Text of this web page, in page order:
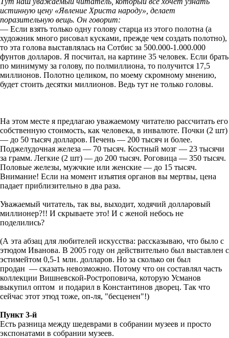
истинную цену «Явление Христа народу», делает
поразительную вещь. Он говорит:
— Если взять только одну голову старца из этого полотна (а
художник много рисовал кусками, прежде чем создать полотно),
то эта голова выставлялась на Сотбис за 500.000-1.000.000
фунтов долларов. Я посчитал, на картине 35 человек. Если брать
по минимуму за голову, по полмиллиона, то получится 17,5
миллионов. Полотно целиком, по моему скромному мнению,
будет стоить десятки миллионов. Ведь тут не только головы.
На этом месте я предлагаю уважаемому читателю рассчитать его
собственную стоимость, как человека, в инвалюте. Почки (2 шт)
— до 50 тысяч долларов. Печень — 200 тысяч и более.
Поджелудочная железа — 70 тысяч. Костный мозг — 23 тысячи
за грамм. Легкие (2 шт) — до 200 тысяч. Роговица — 350 тысяч.
Половые железы, мужчкие или женские — до 15 тысяч.
Внимание! Если на момент изъятия органов вы мертвы, цена
падает приблизительно в два раза.
Уважаемый читатель, так вы, выходит, ходячий долларовый
миллионер?!! И скрываете это! И с женой небось не
поделились?
(А эта абзац для любителей искусства: рассказываю, что было с
этюдом Иванова. В 2005 году он действительно был выставлен с
эстимейтом 0,5-1 млн. долларов. Но за сколько он был
продан — сказать невозможно. Потому что он составлял часть
коллекции Вишневской-Ростроповича, которую Усманов
выкупил оптом и подарил в Константинов дворец. Так что
сейчас этот этюд тоже, оп-ля, "бесценен"!)
Пункт 3-й
Есть разница между шедеврами в собрании музеев и просто
экспонатами в собрании музеев.